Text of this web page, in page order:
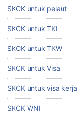
SKCK untuk pelaut
SKCK untuk TKI
SKCK untuk TKW
SKCK untuk Visa
SKCK untuk visa kerja
SKCK WNI